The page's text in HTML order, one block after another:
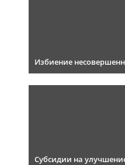
Избиение
Субсидии на